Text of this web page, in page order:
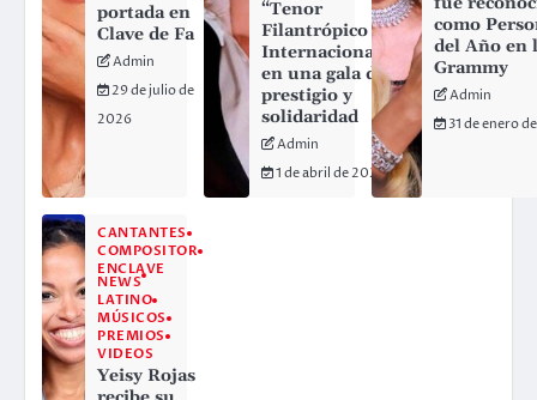
portada en
Clave de Fa
Admin
29 de julio de
2026
“Tenor
Filantrópico
Internacional”
en una gala de
prestigio y
solidaridad
Admin
1 de abril de 2026
como
del Año en
Grammy
Admin
31 de enero
CANTANTES
COMPOSITOR
ENCLAVE
NEWS
LATINO
MÚSICOS
PREMIOS
VIDEOS
Yeisy Rojas